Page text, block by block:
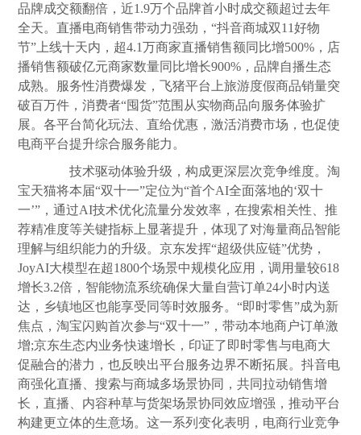
品牌成交额翻倍，近1.9万个品牌首小时成交额超过去年
全天。直播电商销售带动力强劲，“抖音商城双11好物
节”上线十天内，超4.1万商家直播销售额同比增500%，店
播销售额破亿元商家数量同比增长900%，品牌自播生态
成熟。服务性消费爆发，飞猪平台上旅游度假商品销量突
破百万件，消费者“囤货”范围从实物商品向服务体验扩
展。各平台简化玩法、直给优惠，激活消费市场，也促使
电商平台提升综合服务能力。
技术驱动体验升级，构成更深层次竞争维度。淘
宝天猫将本届“双十一”定位为“首个AI全面落地的‘双十
一’”，通过AI技术优化流量分发效率，在搜索相关性、推
荐精准度等关键指标上显著提升，体现了对海量商品智能
理解与组织能力的升级。京东发挥“超级供应链”优势，
JoyAI大模型在超1800个场景中规模化应用，调用量较618
增长3.2倍，智能物流系统确保大量自营订单24小时内送
达，乡镇地区也能享受同等时效服务。“即时零售”成为新
焦点，淘宝闪购首次参与“双十一”，带动本地商户订单激
增;京东生态内业务快速增长，印证了即时零售与电商大
促融合的潜力，也反映出平台服务边界不断拓展。抖音电
商强化直播、搜索与商城多场景协同，共同拉动销售增
长，直播、内容种草与货架场景协同效应增强，推动平台
构建更立体的生意场。这一系列变化表明，电商行业竞争